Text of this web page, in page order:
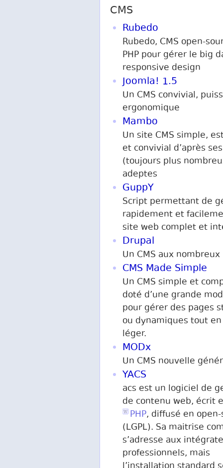
CMS
Rubedo
Rubedo, CMS open-
PHP pour gérer le big
responsive design
Joomla! 1.5
Un CMS convivial,
ergonomique
Mambo
Un site CMS simple,
et convivial d’après ses
(toujours plus
adeptes
GuppY
Script permettant de
rapidement et
site web complet et
Drupal
Un CMS aux
CMS Made Simple
Un CMS simple et
doté d’une grande
pour gérer des pages
ou dynamiques tout
léger.
MODx
Un CMS nouvelle
YACS
acs est un logiciel de
de contenu web, écrit
PHP, diffusé en
(LGPL). Sa maitrise
s’adresse aux
professionnels, mais